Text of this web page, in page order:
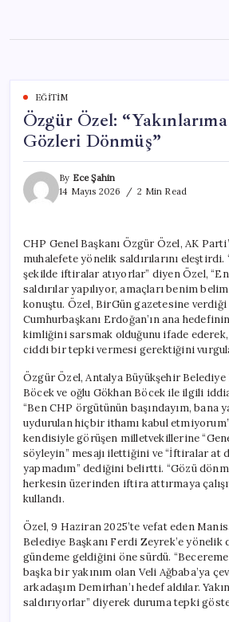
content
EĞITIM
Özgür Özel:
Gözleri Dönmüş”
By Ece Şahin
14 Mayıs 2026
2 Min Read
CHP Genel Başkanı Özgür Özel, AK
muhalefete yönelik saldırılarını
şekilde iftiralar atıyorlar” diyen Özel,
saldırılar yapılıyor, amaçları benim
konuştu. Özel, BirGün gazetesine
Cumhurbaşkanı Erdoğan’ın ana
kimliğini sarsmak olduğunu ifade
ciddi bir tepki vermesi gerektiğini
Özgür Özel, Antalya Büyükşehir
Böcek ve oğlu Gökhan Böcek ile ilgili
“Ben CHP örgütünün başındayım, bana
uydurulan hiçbir ithamı kabul
kendisiyle görüşen milletvekillerine
söyleyin” mesajı ilettiğini ve “İftiralar at
yapmadım” dediğini belirtti. “Gözü
herkesin üzerinden iftira attırmaya
kullandı.
Özel, 9 Haziran 2025’te vefat eden
Belediye Başkanı Ferdi Zeyrek’e
gündeme geldiğini öne sürdü.
başka bir yakınım olan Veli Ağbaba’ya
arkadaşım Demirhan’ı hedef aldılar.
saldırıyorlar” diyerek duruma tepki